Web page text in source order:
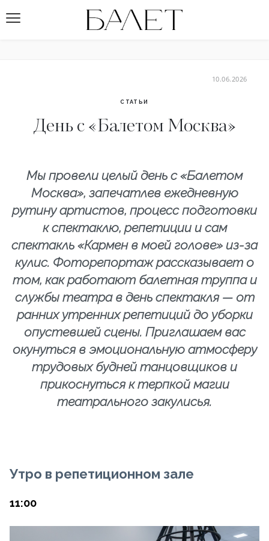
СТАТЬИ
День с «Балетом Москва»
10.06.2026
Мы провели целый день с «Балетом
Москва», запечатлев ежедневную
рутину артистов, процесс подготовки
к спектаклю, репетиции и сам
спектакль «Кармен в моей голове» из-за
кулис. Фоторепортаж рассказывает о
том, как работают балетная труппа и
службы театра в день спектакля — от
ранних утренних репетиций до уборки
опустевшей сцены. Приглашаем вас
окунуться в эмоциональную атмосферу
трудовых будней танцовщиков и
прикоснуться к терпкой магии
театрального закулисья.
Утро в репетиционном зале
11:00